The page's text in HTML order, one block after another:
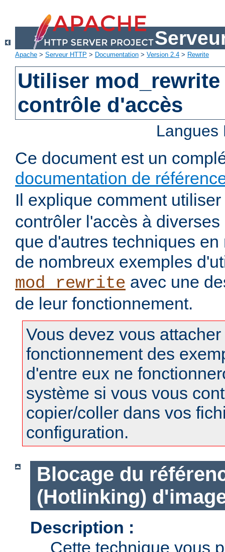
Apache > Serveur HTTP > Documentation > Version 2.4 > Rewrite
Utiliser
contrôle d'accès
Ce document est un
documentation de
Il explique comment utiliser
contrôler l'accès à
que d'autres techniques
de nombreux exemples
mod_rewrite avec une
de leur fonctionnement.
Vous devez vous
fonctionnement des
d'entre eux ne
système si vous vous
copier/coller dans vos
configuration.
Blocage du
(Hotlinking)
Description :
Cette technique vous